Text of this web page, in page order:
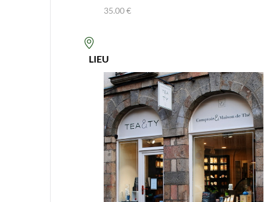
35.00 €
LIEU